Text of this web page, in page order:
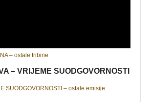
– ostale tribine
– VRIJEME SUODGOVORNOSTI
SUODGOVORNOSTI – ostale emisije